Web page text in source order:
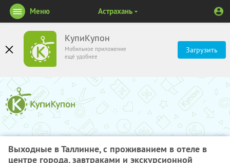
КупиКупон
Мобильное приложение
ещё удобнее
Загрузить
Меню Астрахань
Выходные в Таллинне, с проживанием в отеле в
центре города, завтраками и экскурсионной